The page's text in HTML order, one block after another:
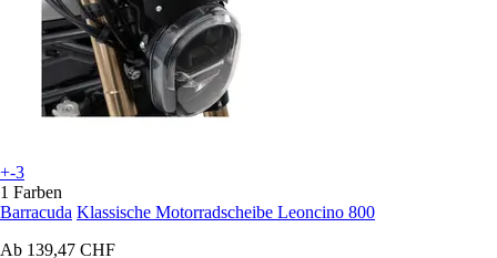
+-3
1 Farben
Barracuda Klassische Motorradscheibe Leoncino 800
Ab 139,47 CHF